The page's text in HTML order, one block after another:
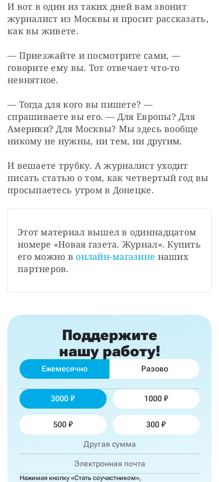
И вот в один из таких дней вам звонит
журналист из Москвы и просит рассказать,
как вы живете.
— Приезжайте и посмотрите сами, —
говорите ему вы. Тот отвечает что-то
невнятное.
— Тогда для кого вы пишете? —
спрашиваете вы его. — Для Европы? Для
Америки? Для Москвы? Мы здесь вообще
никому не нужны, ни тем, ни другим.
И вешаете трубку. А журналист уходит
писать статью о том, как четвертый год вы
просыпаетесь утром в Донецке.
Этот материал вышел в одиннадцатом
номере «Новая газета. Журнал». Купить
его можно в онлайн-магазине наших
партнеров.
Поддержите
нашу работу!
Ежемесячно Разово
3000 1000
500 300
Нажимая кнопку «Стать соучастником»,